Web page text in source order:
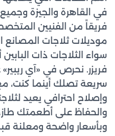
في القاهرة والجيزة
فريقاً من الفنيين
موديلات ثلاجات المصانع
سواء الثلاجات ذات
فريزر. نحرص في «آي
سريعة تصلك أينما
وإصلاح احترافي يعيد
والحفاظ على أطعمتك
وبأسعار واضحة ومعلنة